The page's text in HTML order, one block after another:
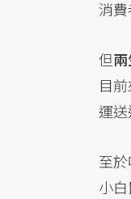
消
但
目
運
至
小